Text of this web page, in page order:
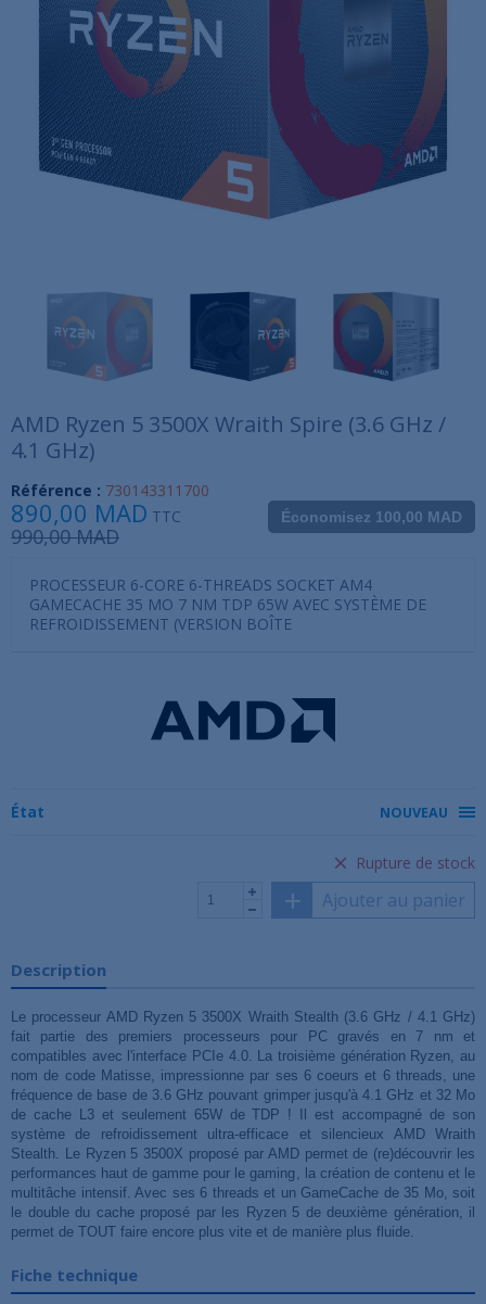
AMD Ryzen 5 3500X Wraith Spire (3.6 GHz /
4.1 GHz)
Référence : 730143311700
Économisez 100,00 MAD
890,00 MAD TTC
990,00 MAD
PROCESSEUR 6-CORE 6-THREADS SOCKET AM4
GAMECACHE 35 MO 7 NM TDP 65W AVEC SYSTÈME DE
REFROIDISSEMENT (VERSION BOÎTE
État NOUVEAU
Rupture de stock
Ajouter au panier
Description
Le processeur AMD Ryzen 5 3500X Wraith Stealth (3.6 GHz / 4.1 GHz)
fait partie des premiers processeurs pour PC gravés en 7 nm et
compatibles avec l'interface PCIe 4.0. La troisième génération Ryzen, au
nom de code Matisse, impressionne par ses 6 coeurs et 6 threads, une
fréquence de base de 3.6 GHz pouvant grimper jusqu'à 4.1 GHz et 32 Mo
de cache L3 et seulement 65W de TDP ! Il est accompagné de son
système de refroidissement ultra-efficace et silencieux AMD Wraith
Stealth. Le Ryzen 5 3500X proposé par AMD permet de (re)découvrir les
performances haut de gamme pour le gaming, la création de contenu et le
multitâche intensif. Avec ses 6 threads et un GameCache de 35 Mo, soit
le double du cache proposé par les Ryzen 5 de deuxième génération, il
permet de TOUT faire encore plus vite et de manière plus fluide.
Fiche technique